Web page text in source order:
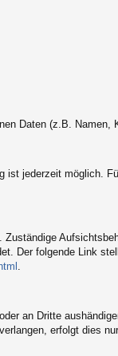
Daten (z.B. Namen,
ist jederzeit möglich.
Der folgende Link
an Dritte
erfolgt dies